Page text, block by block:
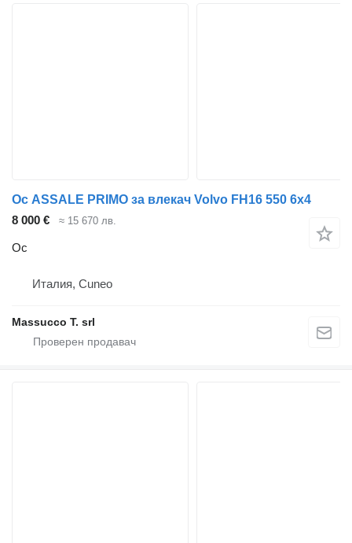
Ос ASSALE PRIMO за влекач Volvo FH16 550 6x4
8 000 €
≈ 15 670 лв.
Ос
Италия, Cuneo
Massucco T. srl